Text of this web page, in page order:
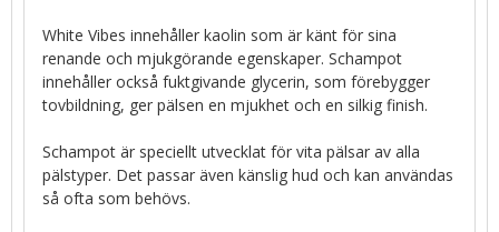
White Vibes innehåller kaolin som är känt för sina
renande och mjukgörande egenskaper. Schampot
innehåller också fuktgivande glycerin, som förebygger
tovbildning, ger pälsen en mjukhet och en silkig finish.
Schampot är speciellt utvecklat för vita pälsar av alla
pälstyper. Det passar även känslig hud och kan användas
så ofta som behövs.